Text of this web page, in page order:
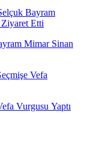
Mimar Sinan
Vurgusu Yaptı